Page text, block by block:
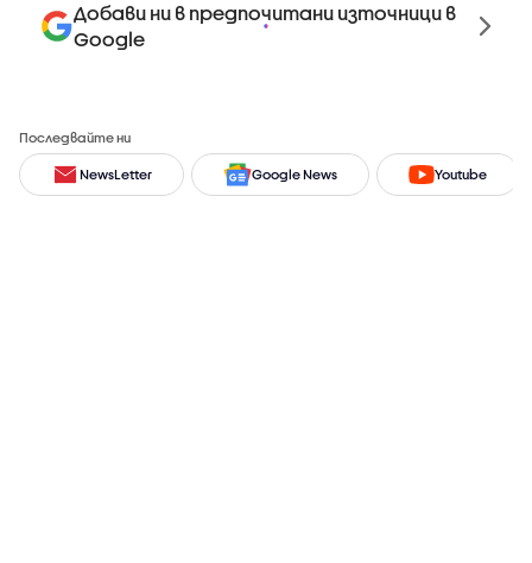
Добави ни в предпочитани източници в
Google
Последвайте ни
NewsLetter Google News Youtube